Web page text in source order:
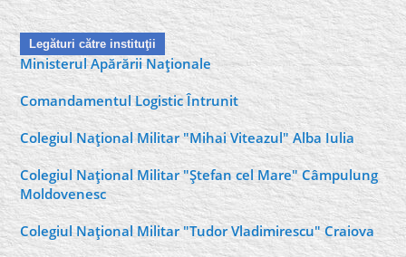
Legături către instituţii
Ministerul Apărării Naţionale
Comandamentul Logistic Întrunit
Colegiul Naţional Militar "Mihai Viteazul" Alba Iulia
Colegiul Naţional Militar "Ştefan cel Mare" Câmpulung
Moldovenesc
Colegiul Naţional Militar "Tudor Vladimirescu" Craiova